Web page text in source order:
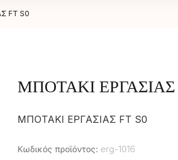
FT S0
ΜΠΟΤΑΚΙ
ΜΠΟΤΑΚΙ ΕΡΓΑΣΙΑΣ FT S0
Κωδικός προϊόντος: erg-1016